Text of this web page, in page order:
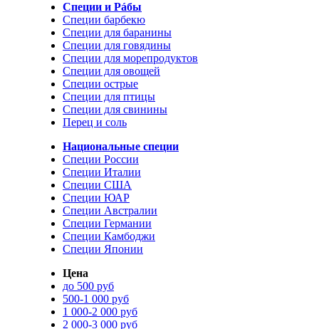
Специи и Рáбы
Специи барбекю
Специи для баранины
Специи для говядины
Специи для морепродуктов
Специи для овощей
Специи острые
Специи для птицы
Специи для свинины
Перец и соль
Национальные специи
Специи России
Специи Италии
Специи США
Специи ЮАР
Специи Австралии
Специи Германии
Специи Камбоджи
Специи Японии
Цена
до 500 руб
500-1 000 руб
1 000-2 000 руб
2 000-3 000 руб